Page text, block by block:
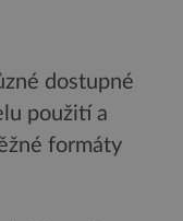
dostupné
použití a
formáty